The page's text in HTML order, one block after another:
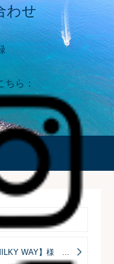
わせ
ちら：
WAY】様 ...